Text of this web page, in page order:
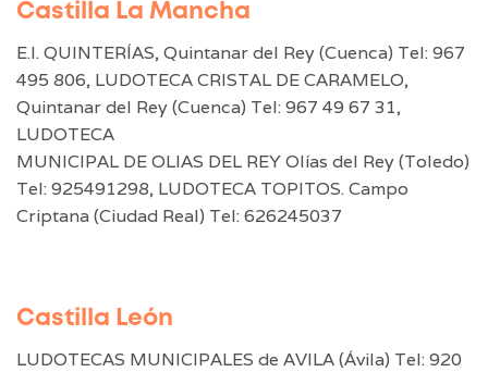
Castilla La Mancha
E.I. QUINTERÍAS, Quintanar del Rey (Cuenca) Tel: 967
495 806, LUDOTECA CRISTAL DE CARAMELO,
Quintanar del Rey (Cuenca) Tel: 967 49 67 31,
LUDOTECA
MUNICIPAL DE OLIAS DEL REY Olías del Rey (Toledo)
Tel: 925491298, LUDOTECA TOPITOS. Campo
Criptana (Ciudad Real) Tel: 626245037
Castilla León
LUDOTECAS MUNICIPALES de AVILA (Ávila) Tel: 920